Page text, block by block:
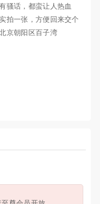
骚话，都蛮让人热血
拍一张，方便回来交个
京朝阳区百子湾